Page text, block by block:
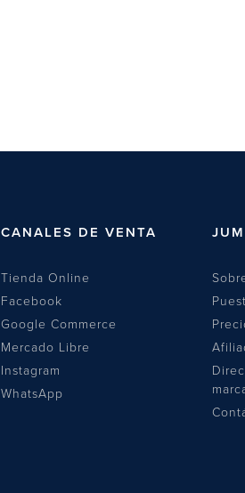
CANALES DE VENTA
Tienda Online
Facebook
Google Commerce
Mercado Libre
Instagram
WhatsApp